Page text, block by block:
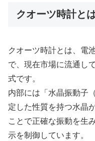
クオーツ時計と
クオーツ時計とは、電
で、現在市場に流通し
式です。
内部には「水晶振動子
定した性質を持つ水晶
ことで正確な振動を生
示を制御しています。